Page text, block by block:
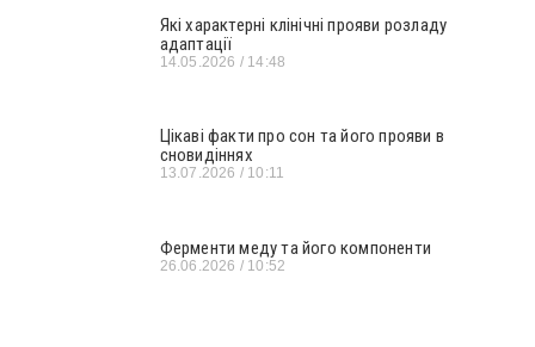
Які характерні клінічні прояви розладу
адаптації
14.05.2026 14:48
Цікаві факти про сон та його прояви в
сновидіннях
13.07.2026 10:11
Ферменти меду та його компоненти
26.06.2026 10:52